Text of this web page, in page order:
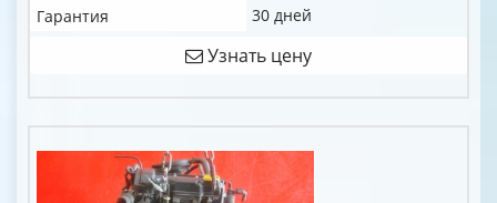
Гарантия
30 дней
Узнать цену